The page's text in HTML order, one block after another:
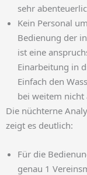
sehr
Kein Personal
Bedienung der
ist eine
Einarbeitung in
Einfach den
bei weitem nicht
Die nüchterne
zeigt es deutlich:
Für die
genau 1